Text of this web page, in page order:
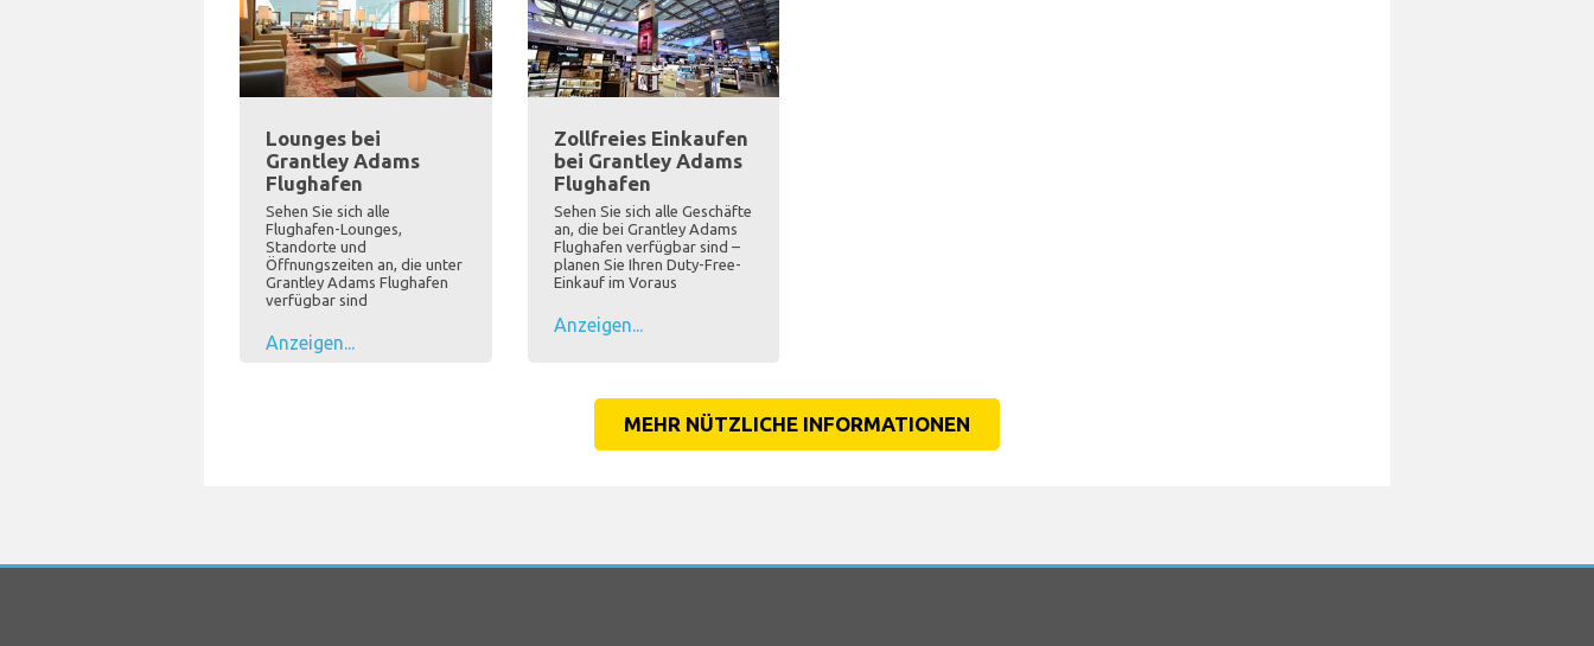
Lounges bei
Grantley Adams
Flughafen
Sehen Sie sich alle
Flughafen-Lounges,
Standorte und
Öffnungszeiten an, die unter
Grantley Adams Flughafen
verfügbar sind
Anzeigen...
Zollfreies Einkaufen
bei Grantley Adams
Flughafen
Sehen Sie sich alle Geschäfte
an, die bei Grantley Adams
Flughafen verfügbar sind –
planen Sie Ihren Duty-Free-
Einkauf im Voraus
Anzeigen...
MEHR NÜTZLICHE INFORMATIONEN